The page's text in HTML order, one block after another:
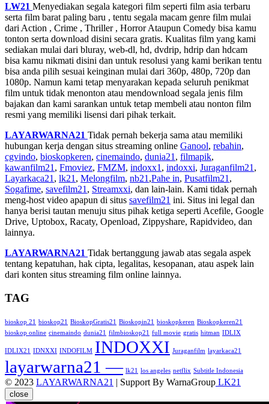
LW21 Menyediakan segala kategori film seperti film asia terbaru
serta film barat paling baru , tentu segala macam genre film mulai
dari Action , Crime , Thriller , Horror Ataupun Comedy bisa kamu
tonton serta download disini secara gratis. Kualitas film yang kami
sediakan mulai dari bluray, web-dl, hd, dvdrip, hdrip dan hdcam
bisa kamu nikmati disini dan untuk resolusi yang kami berikan tentu
bisa anda pilih sesuai keinginan mulai dari 360p, 480p, 720p dan
1080p. Namun kami tetap menyarakan kepada seluruh penikmat
film untuk tidak menonton atau mendownload segala jenis film
bajakan dan kami sarankan untuk tetap membeli atau nonton film
resmi yang memiliki lisensi dari pihak terkait.
LAYARWARNA21 Tidak pernah bekerja sama atau memiliki
hubungan kerja dengan situs streaming online Ganool, rebahin,
cgvindo, bioskopkeren, cinemaindo, dunia21 , filmapik,
kawanfilm21 , Fmoviez, FMZM, indoxx1 , indoxxi, Juraganfilm21 ,
Layarkaca21 , lk21 , Melongfilm, nb21 ,Pahe in, Pusatfilm21 ,
Sogafime, savefilm21 , Streamxxi, dan lain-lain. Kami tidak pernah
meng-host video apapun di situs savefilm21 ini. Situs ini legal dan
hanya berisi tautan menuju situs pihak ketiga seperti Acefile, Google
Drive, Uptobox, Racaty, Openload, Zippyshare, Rapidvideo, dan
lainnya.
LAYARWARNA21 Tidak bertanggung jawab atas segala aspek
tentang kepatuhan, hak cipta, legalitas, kesopanan, atau aspek lain
dari konten situs streaming film online lainnya.
TAG
bioskop 21 bioskop21 BioskopGratis21 Bioskopin21 bioskopkeren Bioskopkeren21
bioskop online cinemaindo dunia21 filmbioskop21 full movie gratis hitman IDLIX
IDLIX21 IDNXXI INDOFILM INDOXXI Juraganfilm layarkaca21
layarwarna21 — lk21 los angeles netflix Subtitle Indonesia
© 2023 LAYARWARNA21 | Support By WarnaGroup LK21
close